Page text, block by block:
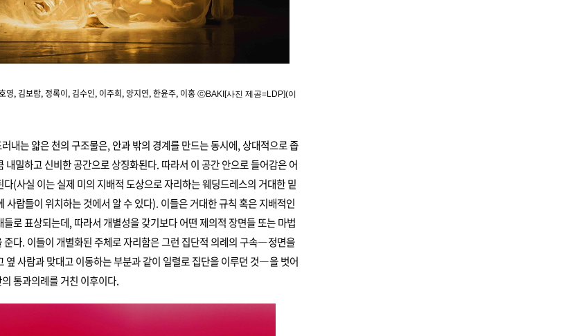
, 김보람, 정록이, 김수인, 이주희, 양지연, 한윤주, 이홍 ⓒBAKI[사진 제공=LDP](이
내는 얇은 천의 구조물은, 안과 밖의 경계를 만드는 동시에, 상대적으로 좁
내밀하고 신비한 공간으로 상징화된다. 따라서 이 공간 안으로 들어감은 어
(사실 이는 실제 미의 지배적 도상으로 자리하는 웨딩드레스의 거대한 밑
사람들이 위치하는 것에서 알 수 있다). 이들은 거대한 규칙 혹은 지배적인
로 표상되는데, 따라서 개별성을 갖기보다 어떤 제의적 장면들 또는 마법
준다. 이들이 개별화된 주체로 자리함은 그런 집단적 의례의 구속―정면을
옆 사람과 맞대고 이동하는 부분과 같이 일렬로 집단을 이루던 것―을 벗어
통과의례를 거친 이후이다.